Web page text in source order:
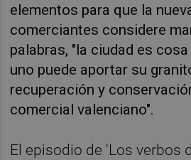
elementos para que la
comerciantes considere
palabras, "la ciudad es
uno puede aportar su
recuperación y
comercial valenciano".
El episodio de 'Los verbos